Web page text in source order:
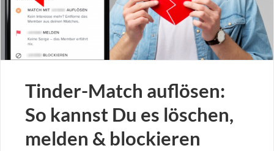
Tinder-Match auflösen:
So kannst Du es löschen,
melden & blockieren